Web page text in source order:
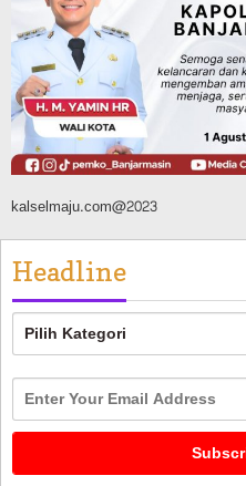
FPTI Banjarmasin
Kalsel
Agustus 8, 2026
kalselmaju.com@2023
Headline
Headline